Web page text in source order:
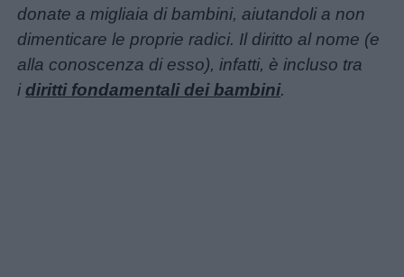
Privacy
policy
donate a migliaia di bambini, aiutandoli a non
dimenticare le proprie radici. Il diritto al nome (e
alla conoscenza di esso), infatti, è incluso tra
idiritti fondamentali dei bambini.